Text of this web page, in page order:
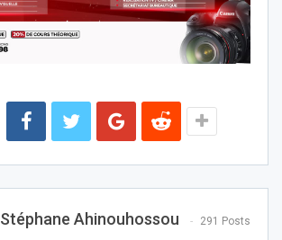
Stéphane Ahinouhossou 291 Posts